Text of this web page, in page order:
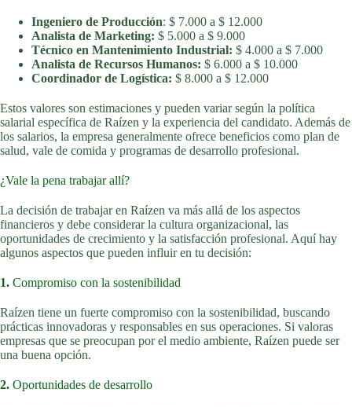
Ingeniero de Producción: $ 7.000 a $ 12.000
Analista de Marketing: $ 5.000 a $ 9.000
Técnico en Mantenimiento Industrial: $ 4.000 a $ 7.000
Analista de Recursos Humanos: $ 6.000 a $ 10.000
Coordinador de Logística: $ 8.000 a $ 12.000
Estos valores son estimaciones y pueden variar según la política
salarial específica de Raízen y la experiencia del candidato. Además de
los salarios, la empresa generalmente ofrece beneficios como plan de
salud, vale de comida y programas de desarrollo profesional.
¿Vale la pena trabajar allí?
La decisión de trabajar en Raízen va más allá de los aspectos
financieros y debe considerar la cultura organizacional, las
oportunidades de crecimiento y la satisfacción profesional. Aquí hay
algunos aspectos que pueden influir en tu decisión:
1. Compromiso con la sostenibilidad
Raízen tiene un fuerte compromiso con la sostenibilidad, buscando
prácticas innovadoras y responsables en sus operaciones. Si valoras
empresas que se preocupan por el medio ambiente, Raízen puede ser
una buena opción.
2. Oportunidades de desarrollo